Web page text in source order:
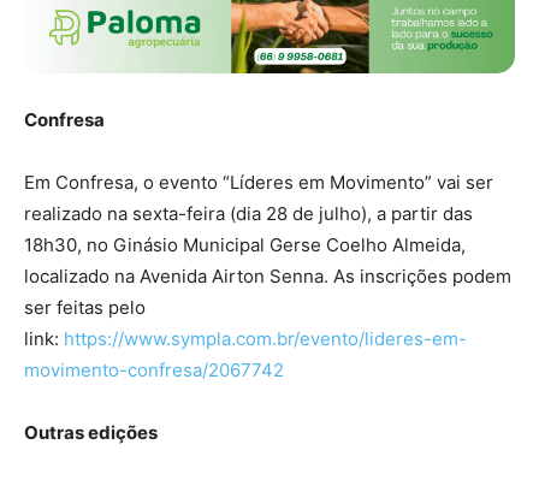
Confresa
Em Confresa, o evento “Líderes em Movimento” vai ser
realizado na sexta-feira (dia 28 de julho), a partir das
18h30, no Ginásio Municipal Gerse Coelho Almeida,
localizado na Avenida Airton Senna. As inscrições podem
ser feitas pelo
link: https://www.sympla.com.br/evento/lideres-em-
movimento-confresa/2067742
Outras edições